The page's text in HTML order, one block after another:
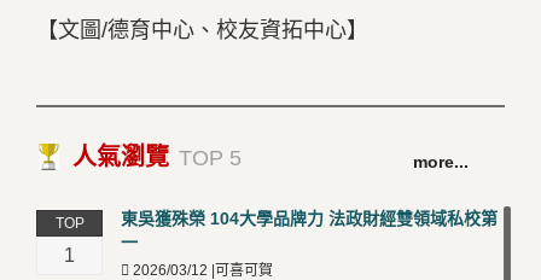
【文圖/德育中心、校友資拓中心】
人氣瀏覽 TOP 5 more...
TOP
1
東吳獲殊榮 104大學品牌力 法政財經雙領域私校第
一
2026/03/12 |可喜可賀